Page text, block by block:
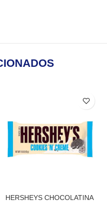
HERSHEYS CHOCOLATINA